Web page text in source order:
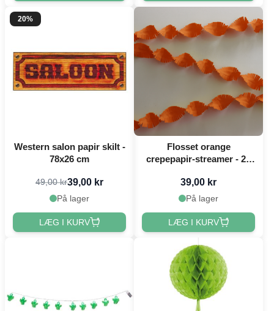
20%
Western salon papir skilt -
78x26 cm
49,00 kr39,00 kr
På lager
LÆG I KURV
Flosset orange
crepepapir-streamer - 24
39,00 kr
På lager
LÆG I KURV